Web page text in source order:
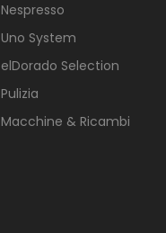
Nespresso
Uno System
elDorado Selection
Pulizia
Macchine & Ricambi